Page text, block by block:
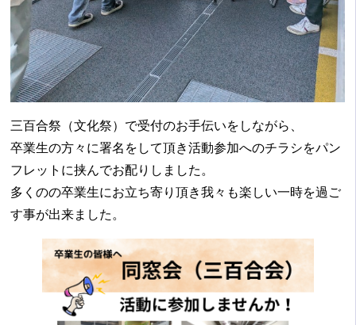
三百合祭（文化祭）で受付のお手伝いをしながら、
卒業生の方々に署名をして頂き活動参加へのチラシをパン
フレットに挟んでお配りしました。
多くのの卒業生にお立ち寄り頂き我々も楽しい一時を過ご
す事が出来ました。